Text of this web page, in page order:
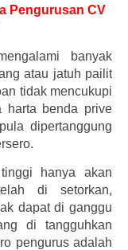
Pengurusan CV
banyak
atau jatuh pailit
tidak mencukupi
harta benda prive
dipertanggung
hanya akan
di setorkan,
dapat di ganggu
di tangguhkan
pengurus adalah